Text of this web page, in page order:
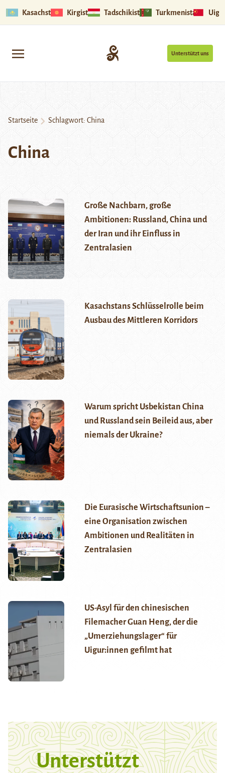
Kasachstan Kirgistan Tadschikistan Turkmenistan
Unterstützt uns
Startseite Schlagwort: China
China
Große Nachbarn, große
Ambitionen: Russland, China und
der Iran und ihr Einfluss in
Zentralasien
Kasachstans Schlüsselrolle beim
Ausbau des Mittleren Korridors
Warum spricht Usbekistan China
und Russland sein Beileid aus, aber
niemals der Ukraine?
Die Eurasische Wirtschaftsunion –
eine Organisation zwischen
Ambitionen und Realitäten in
Zentralasien
US-Asyl für den chinesischen
Filemacher Guan Heng, der die
„Umerziehungslager“ für
Uigur:innen gefilmt hat
Unterstützt